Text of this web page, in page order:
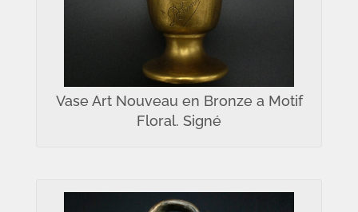
Vase Art Nouveau en Bronze a Motif
Floral. Signé